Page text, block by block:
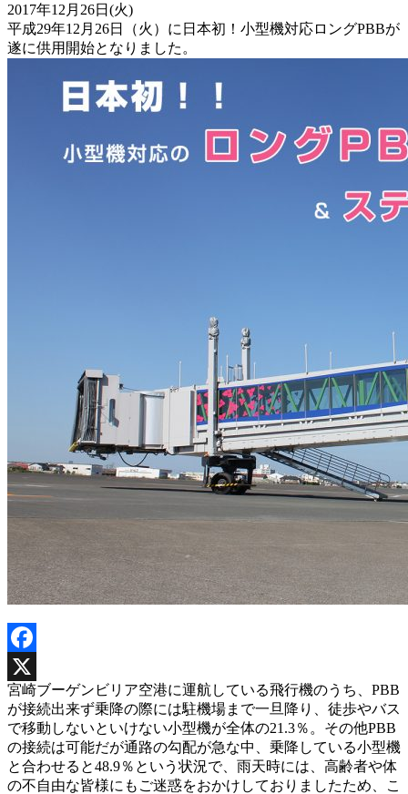
2017年12月26日(火)
平成29年12月26日（火）に日本初！小型機対応ロングPBBが
遂に供用開始となりました。
Facebook
X
宮崎ブーゲンビリア空港に運航している飛行機のうち、PBB
が接続出来ず乗降の際には駐機場まで一旦降り、徒歩やバス
で移動しないといけない小型機が全体の21.3％。その他PBB
の接続は可能だが通路の勾配が急な中、乗降している小型機
と合わせると48.9％という状況で、雨天時には、高齢者や体
の不自由な皆様にもご迷惑をおかけしておりましたため、こ